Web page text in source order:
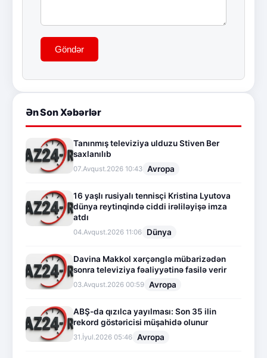
Göndər
Ən Son Xəbərlər
Tanınmış televiziya ulduzu Stiven Ber
saxlanılıb
07.Avqust.2026 10:43 Avropa
16 yaşlı rusiyalı tennisçi Kristina Lyutova
dünya reytinqində ciddi irəliləyişə imza
atdı
04.Avqust.2026 11:06 Dünya
Davina Makkol xərçənglə mübarizədən
sonra televiziya fəaliyyətinə fasilə verir
03.Avqust.2026 00:59 Avropa
ABŞ-da qızılca yayılması: Son 35 ilin
rekord göstəricisi müşahidə olunur
31.İyul.2026 05:46 Avropa